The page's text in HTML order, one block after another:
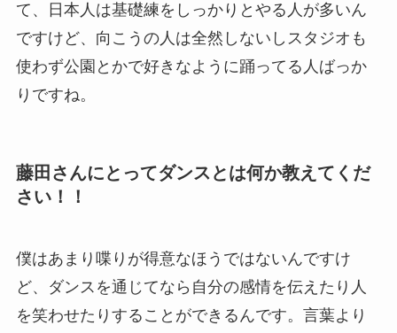
て、日本人は基礎練をしっかりとやる人が多いん
ですけど、向こうの人は全然しないしスタジオも
使わず公園とかで好きなように踊ってる人ばっか
りですね。
藤田さんにとってダンスとは何か教えてくだ
さい！！
僕はあまり喋りが得意なほうではないんですけ
ど、ダンスを通じてなら自分の感情を伝えたり人
を笑わせたりすることができるんです。言葉より